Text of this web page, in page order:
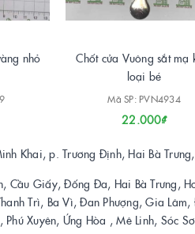
nhỏ
Chốt cửa Vuông sắt mạ
loại bé
Mã SP: PVN4934
22.000₫
Khai, p. Trương Định, Hai Bà
Cầu Giấy, Đống Đa, Hai Bà Trưng,
Trì, Ba Vì, Đan Phượng, Gia
Xuyên, Ứng Hòa , Mê Linh, Sóc